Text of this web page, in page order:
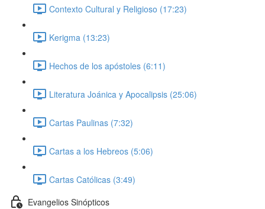
Contexto Cultural y Religioso (17:23)
Kerigma (13:23)
Hechos de los apóstoles (6:11)
Literatura Joánica y Apocalipsis (25:06)
Cartas Paulinas (7:32)
Cartas a los Hebreos (5:06)
Cartas Católicas (3:49)
Evangelios Sinópticos